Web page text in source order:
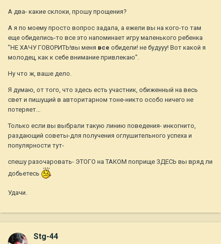
А два- какие склоки, прошу прощения?
А я по моему просто вопрос задала, а ежели вы на кого-то там
еще обиделись-то все это напоминает игру маленького ребенка
"НЕ ХАЧУ ГОВОРИТЬ!вы меня все обидели! не будууу! Вот какой я
молодец, как к себе внимание привлекаю".
Ну что ж, ваше дело.
Я думаю, от того, что здесь есть участник, обиженный на весь
свет и пишущий в авторитарном тоне-никто особо ничего не
потеряет...
Только если вы выбрали такую линию поведения- инкогнито,
раздающий советы-для получения оглушительного успеха и
популярности тут-
спешу разочаровать- ЭТОГО на ТАКОМ поприще ЗДЕСЬ вы вряд ли
добьетесь
Удачи.
Stg-44